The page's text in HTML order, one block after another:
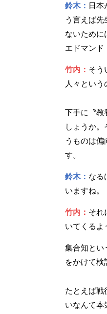
鈴木： 日本
う言えば先
ないために
エドマンド
竹内： そう
人々という
下手に〝教
しょうか
うものは
す。
鈴木： なる
いますね。
竹内： それ
いてくるよ
集合知とい
をかけて検
たとえば戦
いなんて本